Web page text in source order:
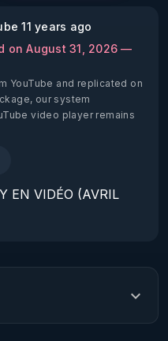
11 years ago
on August 31, 2026 —
YouTube and replicated on
our system
video player remains
EN VIDÉO (AVRIL